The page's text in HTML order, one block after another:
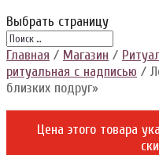
Выбрать страницу
Главная / Магазин /
ритуальная с надписью /
близких подруг»
Цена этого товара